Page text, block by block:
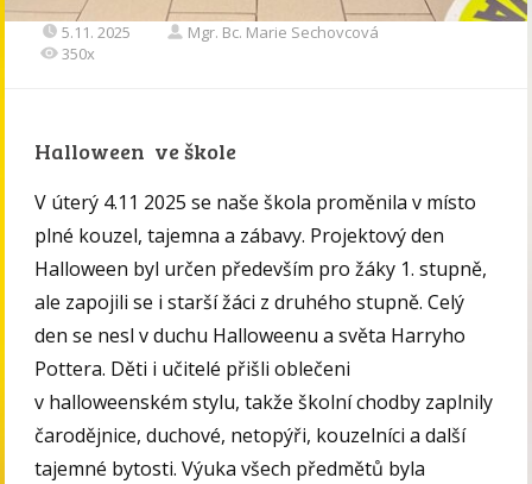
5.11. 2025
Mgr. Bc. Marie Sechovcová
350x
Halloween ve škole
V úterý 4.11 2025 se naše škola proměnila v místo
plné kouzel, tajemna a zábavy. Projektový den
Halloween byl určen především pro žáky 1. stupně,
ale zapojili se i starší žáci z druhého stupně. Celý
den se nesl v duchu Halloweenu a světa Harryho
Pottera. Děti i učitelé přišli oblečeni
v halloweenském stylu, takže školní chodby zaplnily
čarodějnice, duchové, netopýři, kouzelníci a další
tajemné bytosti. Výuka všech předmětů byla